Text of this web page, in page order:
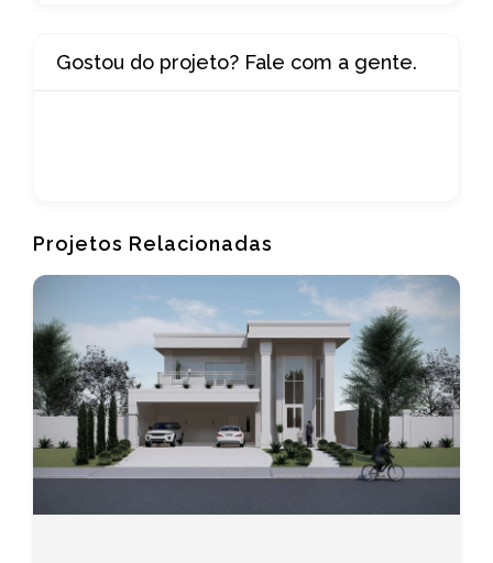
Gostou do projeto? Fale com a gente.
Projetos Relacionadas